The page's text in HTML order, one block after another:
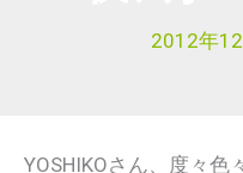
2012年
YOSHIKOさん、度々